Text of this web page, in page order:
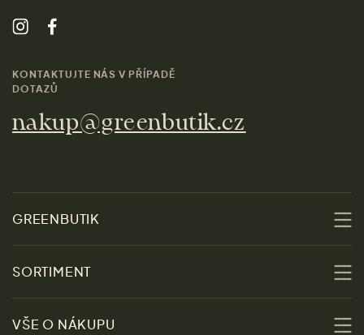
KONTAKTUJTE NÁS V PŘÍPADĚ
DOTAZŮ
nakup@greenbutik.cz
GREENBUTIK
Udržitelnost
SORTIMENT
Slevy
VŠE O NÁKUPU